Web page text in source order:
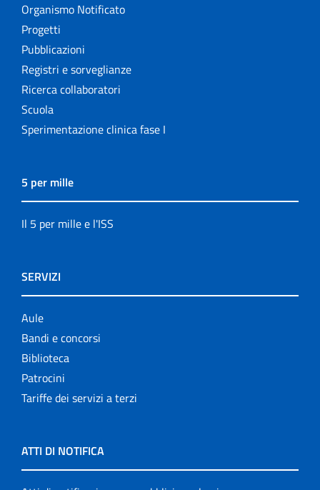
Organismo Notificato
Progetti
Pubblicazioni
Registri e sorveglianze
Ricerca collaboratori
Scuola
Sperimentazione clinica fase I
5 per mille
Il 5 per mille e l'ISS
SERVIZI
Aule
Bandi e concorsi
Biblioteca
Patrocini
Tariffe dei servizi a terzi
ATTI DI NOTIFICA